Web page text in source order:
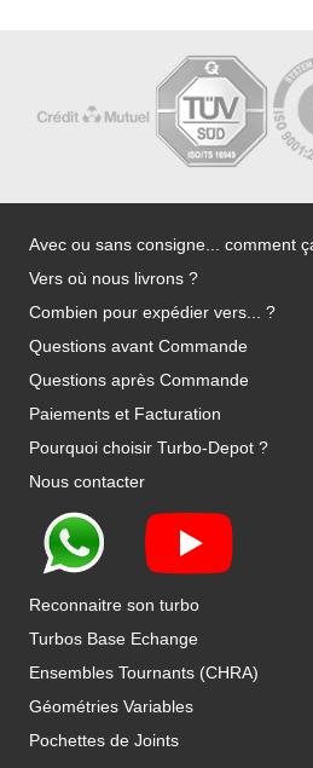
Avec ou sans consigne... comment
Vers où nous livrons ?
Combien pour expédier vers... ?
Questions avant Commande
Questions après Commande
Paiements et Facturation
Pourquoi choisir Turbo-Depot ?
Nous contacter
Reconnaitre son turbo
Turbos Base Echange
Ensembles Tournants (CHRA)
Géométries Variables
Pochettes de Joints